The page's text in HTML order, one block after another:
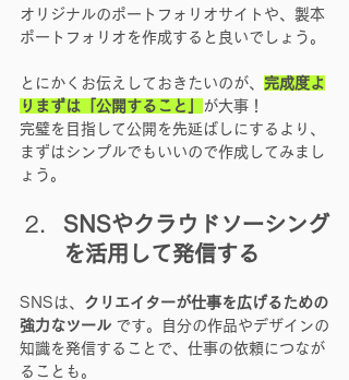
オリジナルのポートフォリオサイトや、製本
ポートフォリオを作成すると良いでしょう。
とにかくお伝えしておきたいのが、 完成度よ
りまずは「公開すること」
が大事！
完璧を目指して公開を先延ばしにするより、
まずはシンプルでもいいので作成してみまし
ょう。
SNSやクラウドソーシング
を活用して発信する
SNSは、 クリエイターが仕事を広げるための
強力なツール です。自分の作品やデザインの
知識を発信することで、仕事の依頼につなが
ることも。